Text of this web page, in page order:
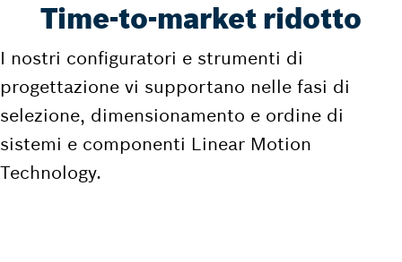
Time-to-market ridotto
I nostri configuratori e strumenti di
progettazione vi supportano nelle fasi di
selezione, dimensionamento e ordine di
sistemi e componenti Linear Motion
Technology.